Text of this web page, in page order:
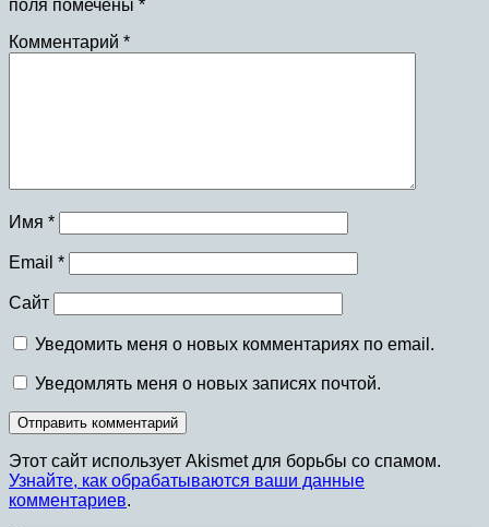
поля помечены *
Комментарий *
Имя *
Email *
Сайт
Уведомить меня о новых комментариях по email.
Уведомлять меня о новых записях почтой.
Этот сайт использует Akismet для борьбы со спамом.
Узнайте, как обрабатываются ваши данные
комментариев.